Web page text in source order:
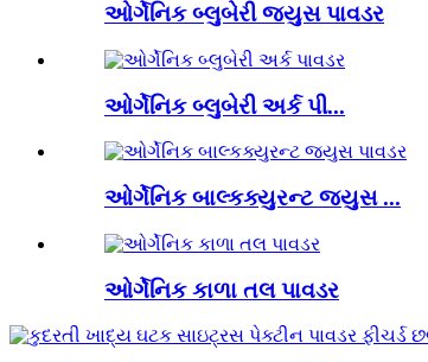
ઓર્ગેનિક બ્લુબેરી જ્યુસ પાવડર
ઓર્ગેનિક બ્લુબેરી અર્ક પી...
ઓર્ગેનિક બાલ્કક્યુરન્ટ જ્યુસ ...
ઓર્ગેનિક કાળા તલ પાવડર